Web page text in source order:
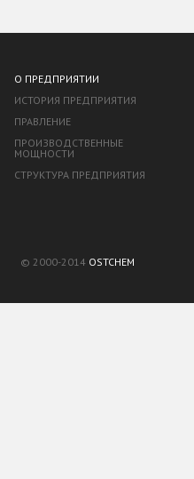
О ПРЕДПРИЯТИИ
ИСТОРИЯ ПРЕДПРИЯТИЯ
ПРАВЛЕНИЕ
ПРОИЗВОДСТВЕННЫЕ
МОЩНОСТИ
СТРУКТУРА ПРЕДПРИЯТИЯ
© 2000-2014 OSTCHEM